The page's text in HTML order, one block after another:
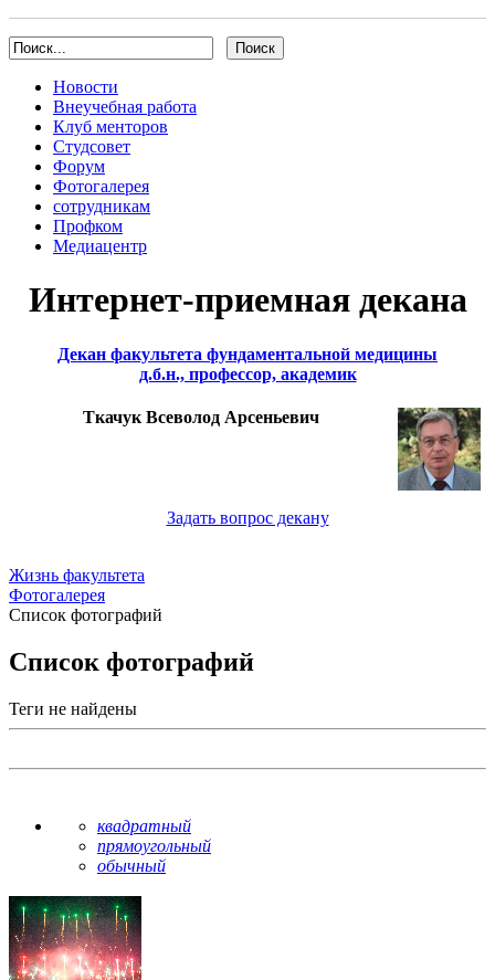
Новости
Внеучебная работа
Клуб менторов
Студсовет
Форум
Фотогалерея
сотрудникам
Профком
Медиацентр
Интернет-приемная декана
Декан факультета фундаментальной медицины
д.б.н., профессор, академик
Ткачук Всеволод Арсеньевич
Задать вопрос декану
Жизнь факультета
Фотогалерея
Список фотографий
Список фотографий
Теги не найдены
квадратный
прямоугольный
обычный